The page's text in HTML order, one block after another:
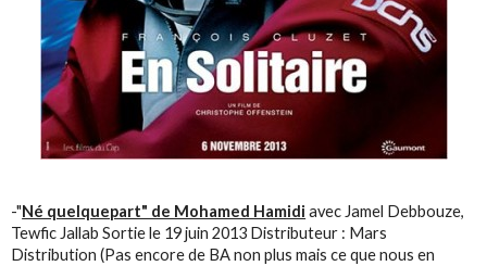
-"Né quelquepart" de Mohamed Hamidi avec Jamel Debbouze,
Tewfic Jallab Sortie le 19 juin 2013 Distributeur : Mars
Distribution (Pas encore de BA non plus mais ce que nous en